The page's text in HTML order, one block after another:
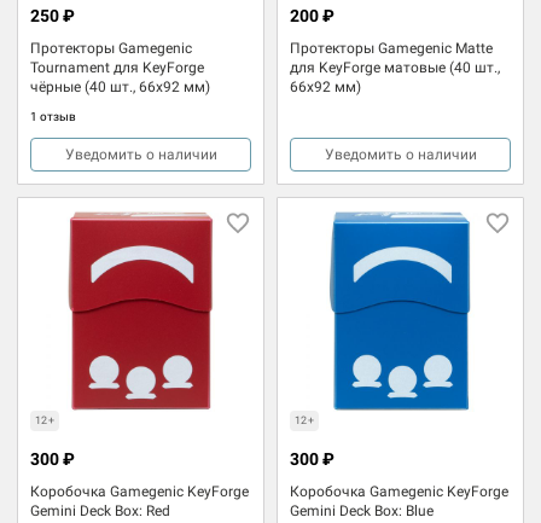
Протекторы Gamegenic
Tournament для KeyForge
чёрные (40 шт., 66x92 мм)
1 отзыв
250 ₽
Уведомить о наличии
Протекторы Gamegenic Matte
для KeyForge матовые (40 шт.,
66x92 мм)
200 ₽
Уведомить о наличии
12+
Коробочка Gamegenic KeyForge
Gemini Deck Box: Red
300 ₽
12+
Коробочка Gamegenic KeyForge
Gemini Deck Box: Blue
300 ₽